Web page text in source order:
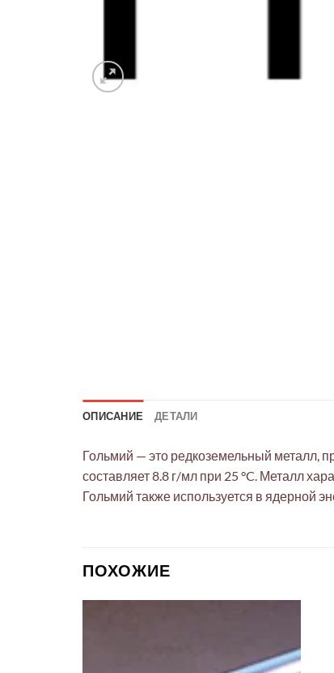
ОПИСАНИЕ ДЕТАЛИ
Гольмий — это редкоземельный металл,
составляет 8.8 г/мл при 25 °C. Металл
Гольмий также используется в ядерной
ПОХОЖИЕ